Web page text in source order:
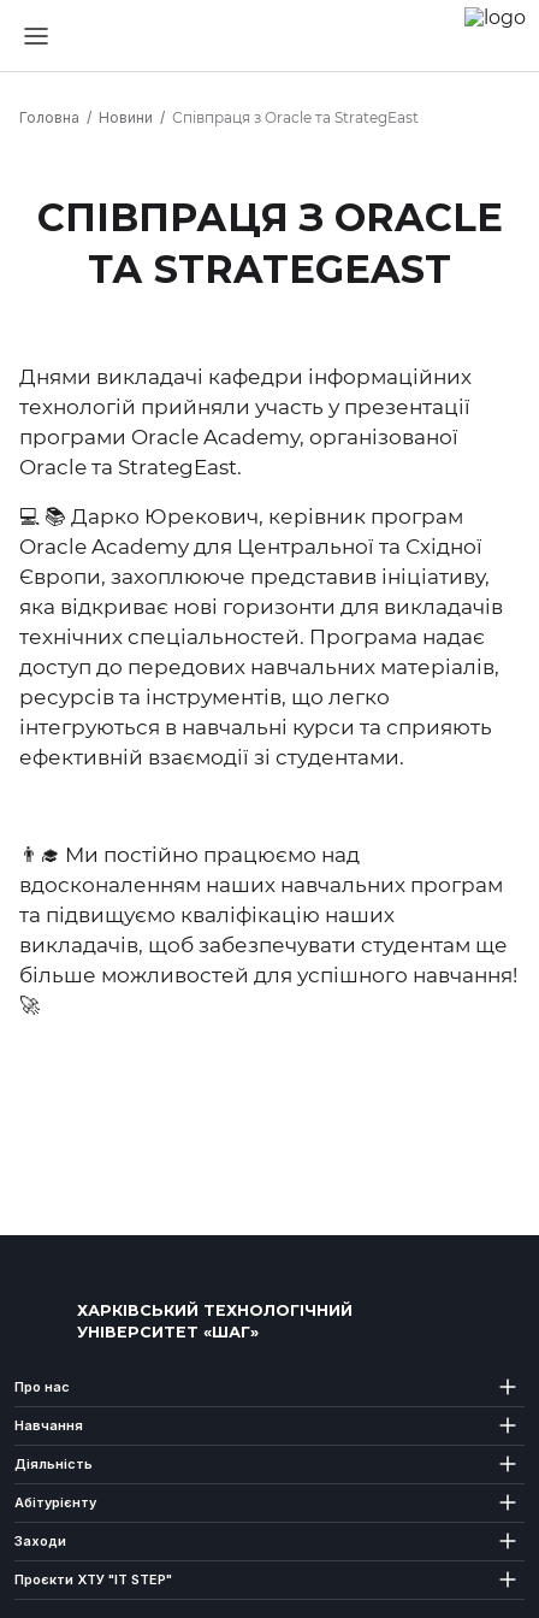
Головна Новини Співпраця з Oracle та StrategEast
СПІВПРАЦЯ З ORACLE
ТА STRATEGEAST
Днями викладачі кафедри інформаційних
технологій прийняли участь у презентації
програми Oracle Academy, організованої
Oracle та StrategEast.
💻 📚 Дарко Юрекович, керівник програм
Oracle Academy для Центральної та Східної
Європи, захоплююче представив ініціативу,
яка відкриває нові горизонти для викладачів
технічних спеціальностей. Програма надає
доступ до передових навчальних матеріалів,
ресурсів та інструментів, що легко
інтегруються в навчальні курси та сприяють
ефективній взаємодії зі студентами.
👨‍🎓 Ми постійно працюємо над
вдосконаленням наших навчальних програм
та підвищуємо кваліфікацію наших
викладачів, щоб забезпечувати студентам ще
більше можливостей для успішного навчання!
🚀
ХАРКІВСЬКИЙ ТЕХНОЛОГІЧНИЙ
УНІВЕРСИТЕТ «ШАГ»
Про нас
Навчання
Діяльність
Абітурієнту
Заходи
Проєкти ХТУ "IT STEP"